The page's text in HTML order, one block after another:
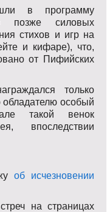
в программу
позже силовых
стихов и игр на
и кифаре), что,
от Пифийских
только
обладателю особый
такой венок
впоследствии
об исчезновении
на страницах